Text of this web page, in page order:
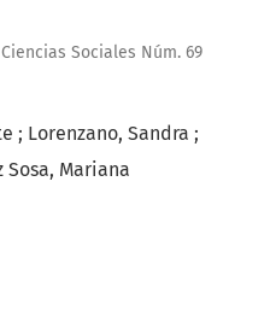
Sociales Núm. 69
; Lorenzano, Sandra ;
Sosa, Mariana